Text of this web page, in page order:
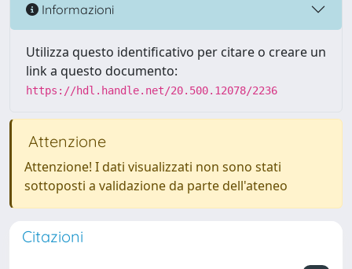
Informazioni
Utilizza questo identificativo per citare o creare un
link a questo documento:
https://hdl.handle.net/20.500.12078/2236
Attenzione
Attenzione! I dati visualizzati non sono stati
sottoposti a validazione da parte dell'ateneo
Citazioni